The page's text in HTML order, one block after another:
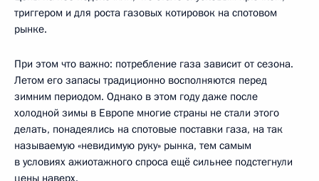
триггером и для роста газовых котировок на спотовом
рынке.
При этом что важно: потребление газа зависит от сезона.
Летом его запасы традиционно восполняются перед
зимним периодом. Однако в этом году даже после
холодной зимы в Европе многие страны не стали этого
делать, понадеялись на спотовые поставки газа, на так
называемую «невидимую руку» рынка, тем самым
в условиях ажиотажного спроса ещё сильнее подстегнули
цены наверх.